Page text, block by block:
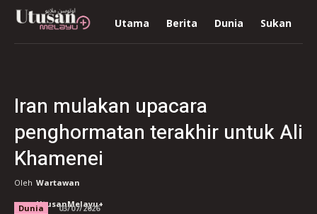
Utama Berita Dunia Sukan
Iran mulakan upacara
penghormatan terakhir untuk Ali
Khamenei
Oleh Wartawan
UtusanMelayu+
Dunia 03/07/2026